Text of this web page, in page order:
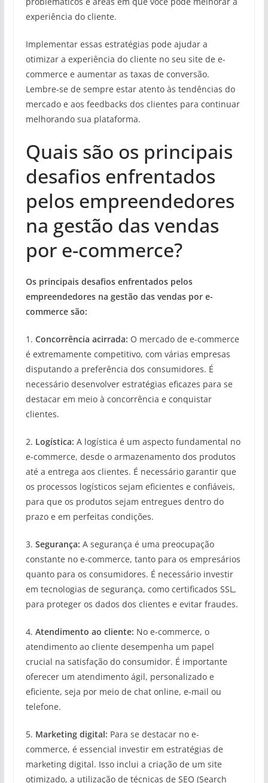
experiência do cliente.
Implementar essas estratégias pode ajudar a
otimizar a experiência do cliente no seu site de e-
commerce e aumentar as taxas de conversão.
Lembre-se de sempre estar atento às tendências do
mercado e aos feedbacks dos clientes para continuar
melhorando sua plataforma.
Quais são os principais
desafios enfrentados
pelos empreendedores
na gestão das vendas
por e-commerce?
Os principais desafios enfrentados pelos
empreendedores na gestão das vendas por e-
commerce são:
1. Concorrência acirrada: O mercado de e-commerce
é extremamente competitivo, com várias empresas
disputando a preferência dos consumidores. É
necessário desenvolver estratégias eficazes para se
destacar em meio à concorrência e conquistar
clientes.
2. Logística: A logística é um aspecto fundamental no
e-commerce, desde o armazenamento dos produtos
até a entrega aos clientes. É necessário garantir que
os processos logísticos sejam eficientes e confiáveis,
para que os produtos sejam entregues dentro do
prazo e em perfeitas condições.
3. Segurança: A segurança é uma preocupação
constante no e-commerce, tanto para os empresários
quanto para os consumidores. É necessário investir
em tecnologias de segurança, como certificados SSL,
para proteger os dados dos clientes e evitar fraudes.
4. Atendimento ao cliente: No e-commerce, o
atendimento ao cliente desempenha um papel
crucial na satisfação do consumidor. É importante
oferecer um atendimento ágil, personalizado e
eficiente, seja por meio de chat online, e-mail ou
telefone.
5. Marketing digital: Para se destacar no e-
commerce, é essencial investir em estratégias de
marketing digital. Isso inclui a criação de um site
otimizado, a utilização de técnicas de SEO (Search